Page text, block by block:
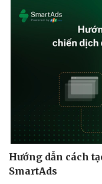
Hướng dẫn cách
SmartAds